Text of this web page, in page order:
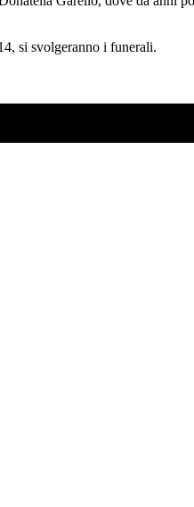
si svolgeranno i funerali.